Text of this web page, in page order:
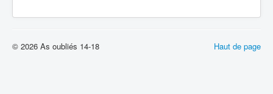
Haut de page
© 2026 As oubliés 14-18